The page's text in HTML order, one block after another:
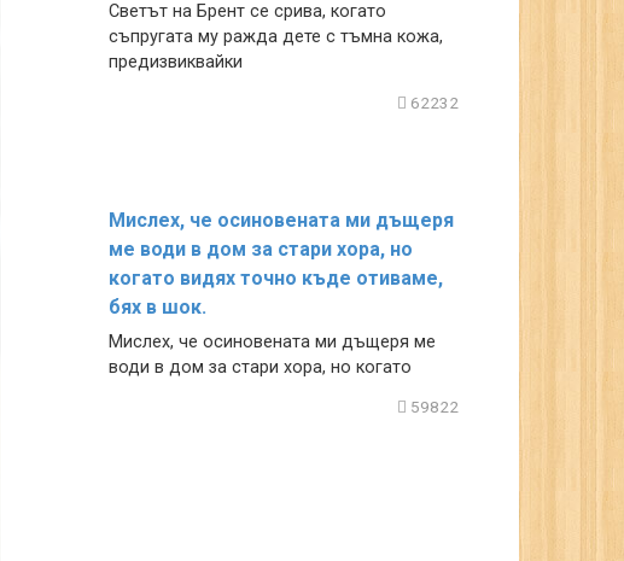
Светът на Брент се срива, когато
съпругата му ражда дете с тъмна кожа,
предизвиквайки
62232
Мислех, че осиновената ми дъщеря
ме води в дом за стари хора, но
когато видях точно къде отиваме,
бях в шок.
Мислех, че осиновената ми дъщеря ме
води в дом за стари хора, но когато
59822